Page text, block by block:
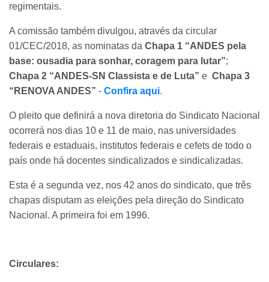
regimentais.
A comissão também divulgou, através da circular
01/CEC/2018, as nominatas da Chapa 1 “ANDES pela
base: ousadia para sonhar, coragem para lutar”;
Chapa 2 “ANDES-SN Classista e de Luta” e Chapa 3
“RENOVA ANDES” - Confira aqui.
O pleito que definirá a nova diretoria do Sindicato Nacional
ocorrerá nos dias 10 e 11 de maio, nas universidades
federais e estaduais, institutos federais e cefets de todo o
país onde há docentes sindicalizados e sindicalizadas.
Esta é a segunda vez, nos 42 anos do sindicato, que três
chapas disputam as eleições pela direção do Sindicato
Nacional. A primeira foi em 1996.
Circulares: